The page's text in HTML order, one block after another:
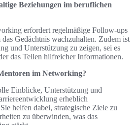
Beziehungen im beruflichen
erfordert regelmäßige Follow-ups
Gedächtnis wachzuhalten. Zudem ist
und Unterstützung zu zeigen, sei es
das Teilen hilfreicher Informationen.
im Networking?
Einblicke, Unterstützung und
erheblich
helfen dabei, strategische Ziele zu
zu überwinden, was das